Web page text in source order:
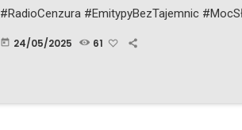
#RadioCenzura #EmitypyBezTajemnic
today 24/05/2025 61